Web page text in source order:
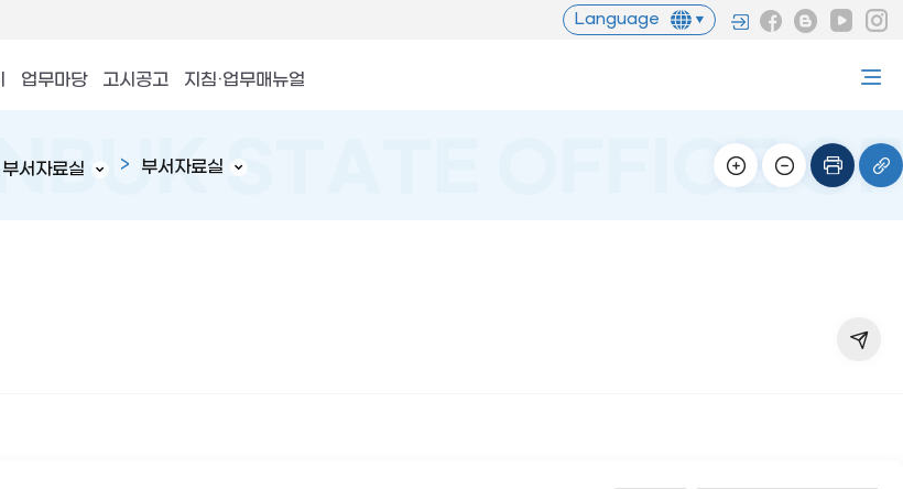
Language
업무마당 고시공고 지침·업무매뉴얼
부서자료실 부서자료실